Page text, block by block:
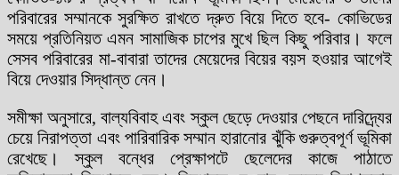
পরিবারের সম্মানকে সুরক্ষিত রাখতে দ্রুত বিয়ে দিতে হবে- কোভিডের
সময়ে প্রতিনিয়ত এমন সামাজিক চাপের মুখে ছিল কিছু পরিবার। ফলে
সেসব পরিবারের মা-বাবারা তাদের মেয়েদের বিয়ের বয়স হওয়ার আগেই
বিয়ে দেওয়ার সিদ্ধান্ত নেন।
সমীক্ষা অনুসারে, বাল্যবিবাহ এবং স্কুল ছেড়ে দেওয়ার পেছনে দারিদ্র্যের
চেয়ে নিরাপত্তা এবং পারিবারিক সম্মান হারানোর ঝুঁকি গুরুত্বপূর্ণ ভূমিকা
রেখেছে। স্কুল বন্ধের প্রেক্ষাপটে ছেলেদের কাজে পাঠাতে